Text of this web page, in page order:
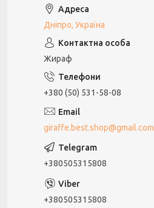
Дніпро, Україна
Жираф
+380 (50) 531-58-08
giraffe.best.shop@gmail.com
+380505315808
+380505315808